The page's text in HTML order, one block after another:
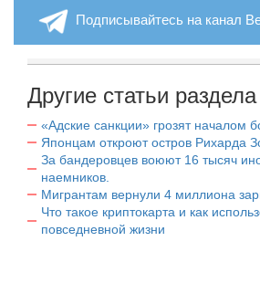
Подписывайтесь на канал
Другие статьи раздела
«Адские санкции» грозят началом
Японцам откроют остров Рихарда
За бандеровцев воюют 16 тысяч
наемников.
Мигрантам вернули 4 миллиона
Что такое криптокарта и как
повседневной жизни